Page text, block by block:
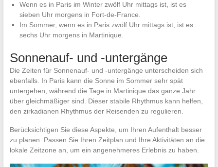
Wenn es in Paris im Winter zwölf Uhr mittags ist, ist es
sieben Uhr morgens in Fort-de-France.
Im Sommer, wenn es in Paris zwölf Uhr mittags ist, ist es
sechs Uhr morgens in Martinique.
Sonnenauf- und -untergänge
Die Zeiten für Sonnenauf- und -untergänge unterscheiden sich
ebenfalls. In Paris kann die Sonne im Sommer sehr spät
untergehen, während die Tage in Martinique das ganze Jahr
über gleichmäßiger sind. Dieser stabile Rhythmus kann helfen,
den zirkadianen Rhythmus der Reisenden zu regulieren.
Berücksichtigen Sie diese Aspekte, um Ihren Aufenthalt besser
zu planen. Passen Sie Ihren Zeitplan und Ihre Aktivitäten an die
lokale Zeitzone an, um ein angenehmeres Erlebnis zu haben.